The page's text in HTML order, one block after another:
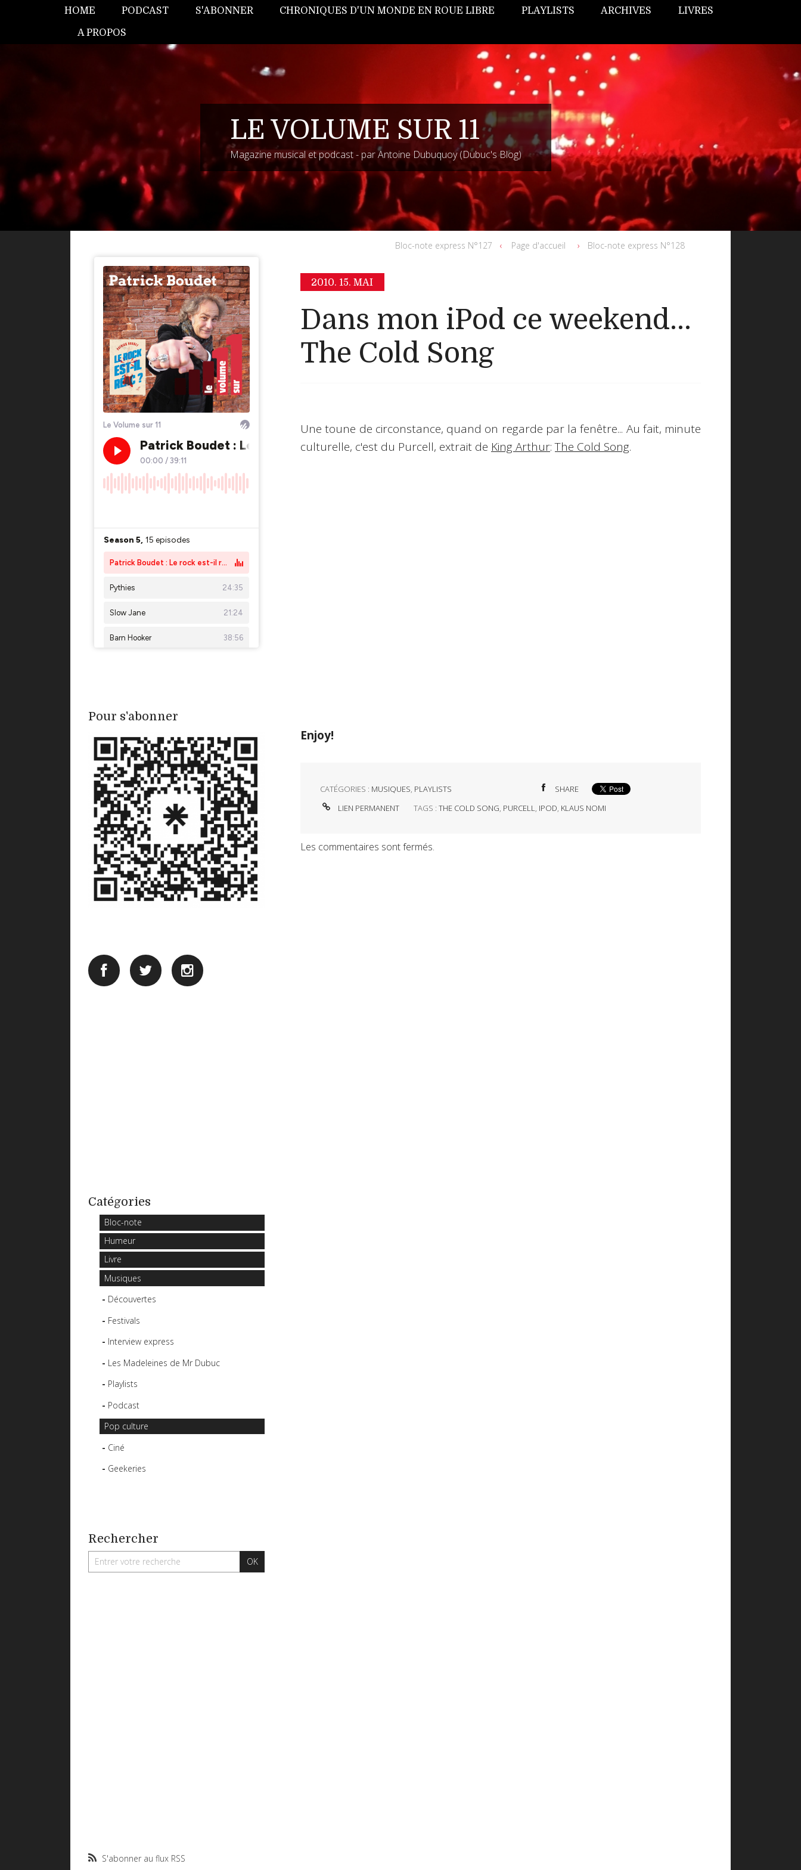
HOME PODCAST S'ABONNER CHRONIQUES D'UN MONDE EN ROUE LIBRE PLAYLISTS ARCHIVES LIVRES
A PROPOS
LE VOLUME SUR 11
Magazine musical et podcast - par Antoine Dubuquoy (Dubuc's Blog)
Pour s'abonner
Catégories
Bloc-note
Humeur
Livre
Musiques
Découvertes
Festivals
Interview express
Les Madeleines de Mr Dubuc
Playlists
Podcast
Pop culture
Ciné
Geekeries
Rechercher
S'abonner au flux RSS
Bloc-note express N°127 Page d'accueil Bloc-note express N°128
2010. 15. MAI
Dans mon iPod ce weekend...
The Cold Song
Une toune de circonstance, quand on regarde par la fenêtre... Au fait, minute
culturelle, c'est du Purcell, extrait de King Arthur: The Cold Song.
Enjoy!
CATÉGORIES : MUSIQUES, PLAYLISTS
SHARE
LIEN PERMANENT
TAGS :THE COLD SONG, PURCELL, IPOD, KLAUS NOMI
Les commentaires sont fermés.